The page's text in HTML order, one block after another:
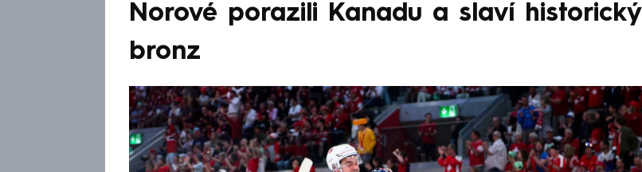
Norové porazili Kanadu a slaví historický
bronz